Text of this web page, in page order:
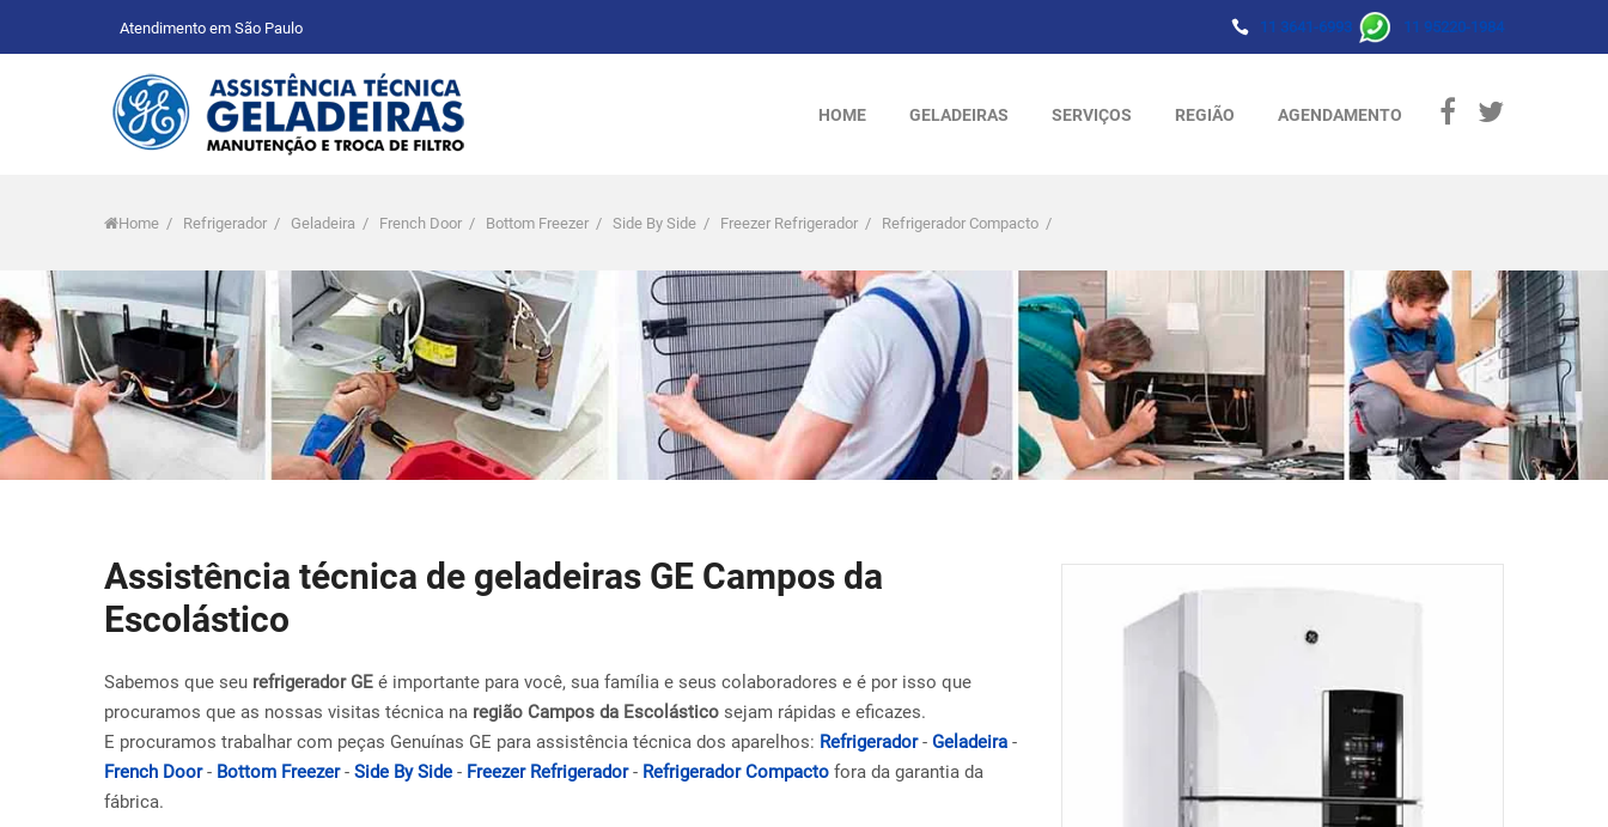
Atendimento em São Paulo 11 3641-6993 11 95220-1984
HOME GELADEIRAS SERVIÇOS REGIÃO AGENDAMENTO
Home / Refrigerador / Geladeira / French Door / Bottom Freezer / Side By Side / Freezer Refrigerador / Refrigerador Compacto /
Assistência técnica de geladeiras GE Campos da
Escolástico
Sabemos que seu refrigerador GE é importante para você, sua família e seus colaboradores e é por isso que
procuramos que as nossas visitas técnica na região Campos da Escolástico sejam rápidas e eficazes.
E procuramos trabalhar com peças Genuínas GE para assistência técnica dos aparelhos: Refrigerador- Geladeira -
French Door- Bottom Freezer- Side By Side - Freezer Refrigerador- Refrigerador Compacto fora da garantia da
fábrica.